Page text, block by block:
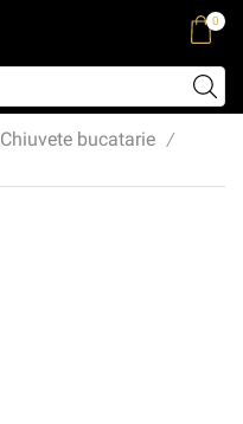
0
Chiuvete bucatarie /